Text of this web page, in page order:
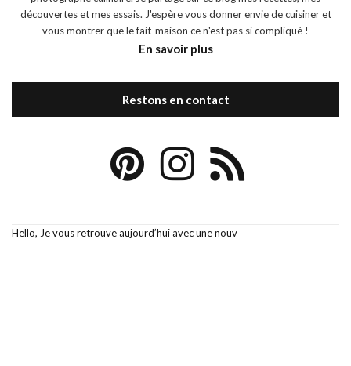
découvertes et mes essais. J'espère vous donner envie de cuisiner et
vous montrer que le fait-maison ce n'est pas si compliqué !
En savoir plus
Restons en contact
Hello, Je vous retrouve aujourd’hui avec une nouv